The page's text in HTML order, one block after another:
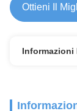
Ottieni Il
Informazioni